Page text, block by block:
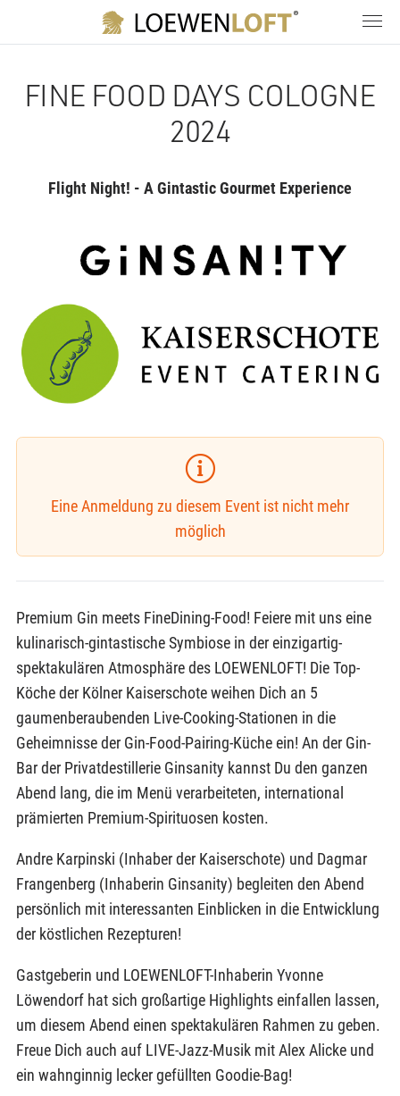
FINE FOOD DAYS COLOGNE
2024
Flight Night! - A Gintastic Gourmet Experience
Eine Anmeldung zu diesem Event ist nicht mehr
möglich
Premium Gin meets FineDining-Food! Feiere mit uns eine
kulinarisch-gintastische Symbiose in der einzigartig-
spektakulären Atmosphäre des LOEWENLOFT! Die Top-
Köche der Kölner Kaiserschote weihen Dich an 5
gaumenberaubenden Live-Cooking-Stationen in die
Geheimnisse der Gin-Food-Pairing-Küche ein! An der Gin-
Bar der Privatdestillerie Ginsanity kannst Du den ganzen
Abend lang, die im Menü verarbeiteten, international
prämierten Premium-Spirituosen kosten.
Andre Karpinski (Inhaber der Kaiserschote) und Dagmar
Frangenberg (Inhaberin Ginsanity) begleiten den Abend
persönlich mit interessanten Einblicken in die Entwicklung
der köstlichen Rezepturen!
Gastgeberin und LOEWENLOFT-Inhaberin Yvonne
Löwendorf hat sich großartige Highlights einfallen lassen,
um diesem Abend einen spektakulären Rahmen zu geben.
Freue Dich auch auf LIVE-Jazz-Musik mit Alex Alicke und
ein wahnginnig lecker gefüllten Goodie-Bag!